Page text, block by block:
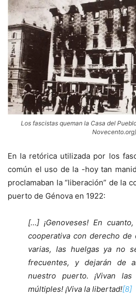
Los fascistas queman la Casa del
Novecento.org)
En la retórica utilizada por los
común el uso de la -hoy tan
proclamaban la “liberación” de la
puerto de Génova en 1922:
[…] ¡Genoveses! En
cooperativa con derecho de
varias, las huelgas ya no
frecuentes, y dejarán de
nuestro puerto. ¡Vivan
múltiples! ¡Viva la libertad![8]